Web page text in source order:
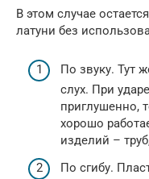
В этом случае
латуни без
По звуку. Тут
слух. При
приглушенно,
хорошо
изделий –
По сгибу.